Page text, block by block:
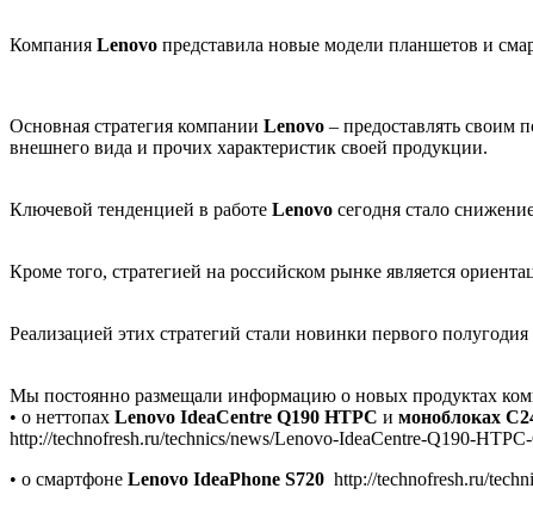
Компания Lenovo представила новые модели планшетов и
Основная стратегия компании Lenovo – предоставлять
внешнего вида и прочих характеристик своей продукции.
Ключевой тенденцией в работе Lenovo сегодня стало
Кроме того, стратегией на российском рынке является
Реализацией этих стратегий стали новинки первого
Мы постоянно размещали информацию о новых продуктах
• о неттопах Lenovo IdeaCentre Q190 HTPC и моноблоках
http://technofresh.ru/technics/news/Lenovo-IdeaCentre-Q190-
• о смартфоне Lenovo IdeaPhone S720 http://technofresh.ru/